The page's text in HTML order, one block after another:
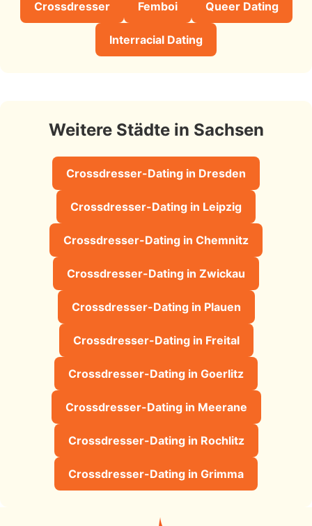
Crossdresser Femboi Queer Dating
Interracial Dating
Weitere Städte in Sachsen
Crossdresser-Dating in Dresden
Crossdresser-Dating in Leipzig
Crossdresser-Dating in Chemnitz
Crossdresser-Dating in Zwickau
Crossdresser-Dating in Plauen
Crossdresser-Dating in Freital
Crossdresser-Dating in Goerlitz
Crossdresser-Dating in Meerane
Crossdresser-Dating in Rochlitz
Crossdresser-Dating in Grimma